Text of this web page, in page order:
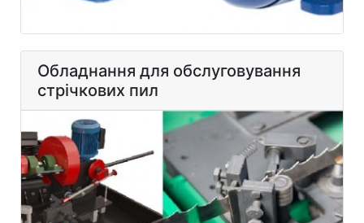
Обладнання для обслуговування
стрічкових пил